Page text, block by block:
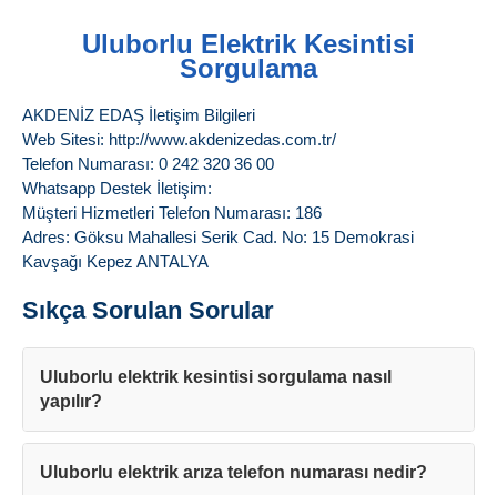
Uluborlu Elektrik Kesintisi
Sorgulama
AKDENİZ EDAŞ İletişim Bilgileri
Web Sitesi: http://www.akdenizedas.com.tr/
Telefon Numarası: 0 242 320 36 00
Whatsapp Destek İletişim:
Müşteri Hizmetleri Telefon Numarası: 186
Adres: Göksu Mahallesi Serik Cad. No: 15 Demokrasi
Kavşağı Kepez ANTALYA
Sıkça Sorulan Sorular
Uluborlu elektrik kesintisi sorgulama nasıl
yapılır?
Uluborlu elektrik arıza telefon numarası nedir?